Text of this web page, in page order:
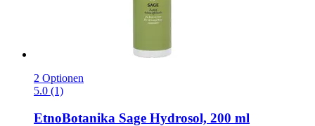
2 Optionen
5.0 (1)
EtnoBotanika Sage Hydrosol, 200 ml